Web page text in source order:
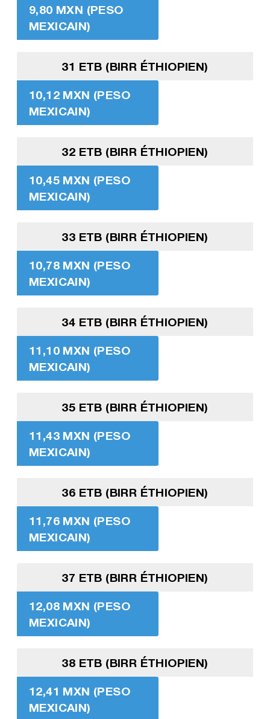
9,80 MXN (PESO
MEXICAIN)
31 ETB (BIRR ÉTHIOPIEN)
10,12 MXN (PESO
MEXICAIN)
32 ETB (BIRR ÉTHIOPIEN)
10,45 MXN (PESO
MEXICAIN)
33 ETB (BIRR ÉTHIOPIEN)
10,78 MXN (PESO
MEXICAIN)
34 ETB (BIRR ÉTHIOPIEN)
11,10 MXN (PESO
MEXICAIN)
35 ETB (BIRR ÉTHIOPIEN)
11,43 MXN (PESO
MEXICAIN)
36 ETB (BIRR ÉTHIOPIEN)
11,76 MXN (PESO
MEXICAIN)
37 ETB (BIRR ÉTHIOPIEN)
12,08 MXN (PESO
MEXICAIN)
38 ETB (BIRR ÉTHIOPIEN)
12,41 MXN (PESO
MEXICAIN)